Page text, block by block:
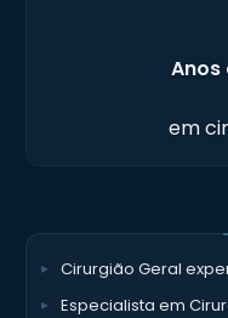
Anos
em
Cirurgião Geral
Especialista em